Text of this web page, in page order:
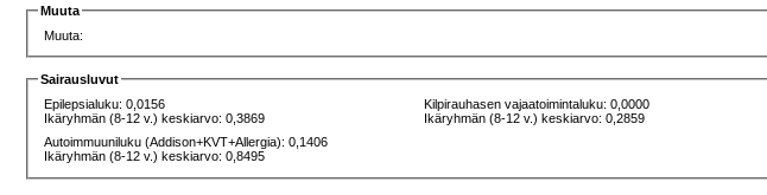
Muuta
Muuta:
Sairausluvut
Epilepsialuku: 0,0156
Ikäryhmän (8-12 v.) keskiarvo: 0,3869
Kilpirauhasen vajaatoimintaluku: 0,0000
Ikäryhmän (8-12 v.) keskiarvo: 0,2859
Autoimmuuniluku (Addison+KVT+Allergia): 0,1406
Ikäryhmän (8-12 v.) keskiarvo: 0,8495